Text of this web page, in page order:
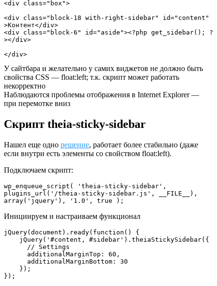
<div class="box">
<div class="block-18 with-right-sidebar" id="content"
>Контент</div>
<div class="block-6" id="aside"><?php get_sidebar(); ?
></div>
</div>
У сайтбара и желательно у самих виджетов не должно быть
свойства CSS — float:left; т.к. скрипт может работать
некорректно
Наблюдаются проблемы отображения в Internet Explorer —
при перемотке вниз
Скрипт theia-sticky-sidebar
Нашел еще одно решение, работает более стабильно (даже
если внутри есть элементы со свойством float:left).
Подключаем скрипт:
wp_enqueue_script( 'theia-sticky-sidebar',
plugins_url('/theia-sticky-sidebar.js', __FILE__),
array('jquery'), '1.0', true );
Инициируем и настраиваем функционал
jQuery(document).ready(function() {
});